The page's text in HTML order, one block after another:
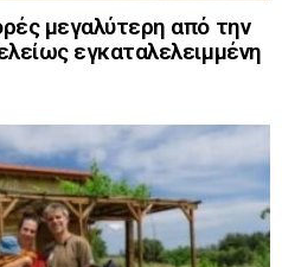
μεγαλύτερη από την
εγκαταλελειμμένη